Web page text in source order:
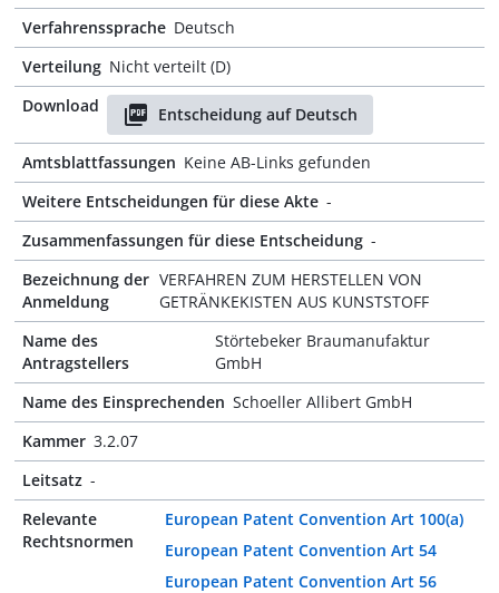
Verfahrenssprache Deutsch
Verteilung Nicht verteilt (D)
Download
Entscheidung auf Deutsch
Amtsblattfassungen Keine AB-Links gefunden
Weitere Entscheidungen für diese Akte -
Zusammenfassungen für diese Entscheidung -
Bezeichnung der
Anmeldung
VERFAHREN ZUM HERSTELLEN VON
GETRÄNKEKISTEN AUS KUNSTSTOFF
Name des
Antragstellers
Störtebeker Braumanufaktur
GmbH
Name des Einsprechenden Schoeller Allibert GmbH
Kammer 3.2.07
Leitsatz -
Relevante
Rechtsnormen
European Patent Convention Art 100(a)
European Patent Convention Art 54
European Patent Convention Art 56